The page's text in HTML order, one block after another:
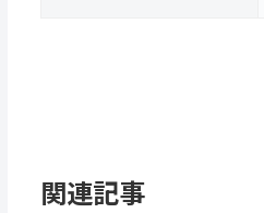
関連記事